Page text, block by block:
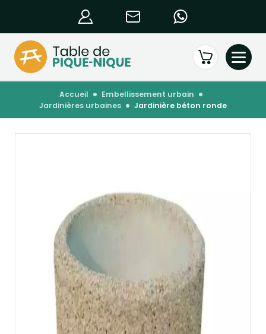
accueil
embellissement urbain
jardinières urbaines
jardinière béton ronde